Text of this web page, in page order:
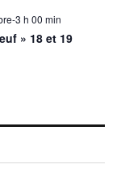
3 h 00 min
» 18 et 19